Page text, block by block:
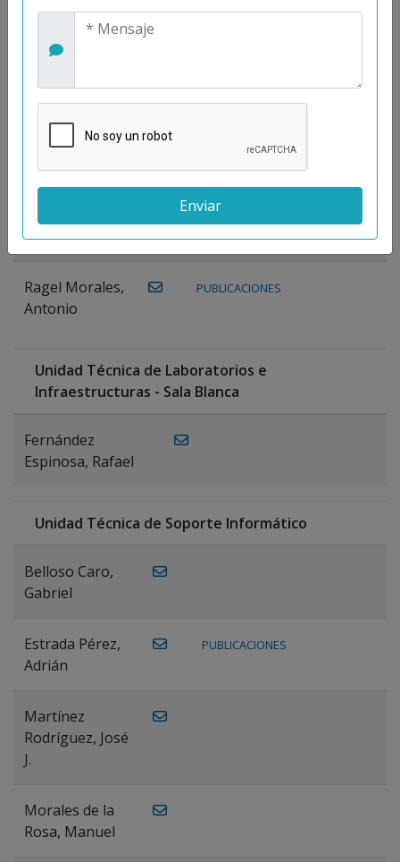
Prieto, Antonio
Mora
Gutiérrez, José
PUBLICACIONES
Moreno
Rocío
Ragel Morales,
Antonio
PUBLICACIONES
Unidad Técnica de Laboratorios e
Infraestructuras - Sala Blanca
Fernández
Espinosa, Rafael
Unidad Técnica de Soporte Informático
Belloso Caro,
Gabriel
Estrada Pérez,
Adrián
PUBLICACIONES
Martínez
Rodríguez, José
J.
Morales de la
Rosa, Manuel